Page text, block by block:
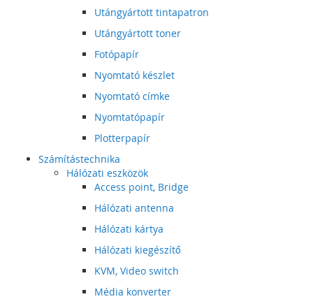
Utángyártott tintapatron
Utángyártott toner
Fotópapír
Nyomtató készlet
Nyomtató címke
Nyomtatópapír
Plotterpapír
Számítástechnika
Hálózati eszközök
Access point, Bridge
Hálózati antenna
Hálózati kártya
Hálózati kiegészítő
KVM, Video switch
Média konverter